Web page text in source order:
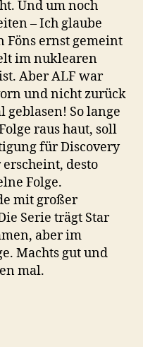
Und um noch
– Ich glaube
Föns ernst gemeint
im nuklearen
Aber ALF war
und nicht zurück
geblasen! So lange
raus haut, soll
für Discovery
desto
Folge.
mit großer
Serie trägt Star
aber im
Machts gut und
mal.